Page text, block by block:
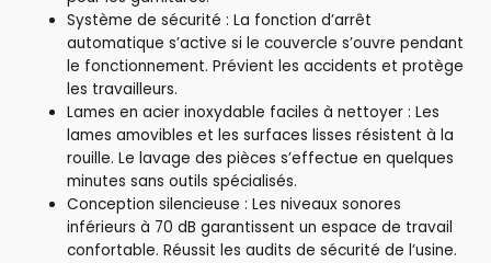
Système de sécurité : La fonction d’arrêt
automatique s’active si le couvercle s’ouvre pendant
le fonctionnement. Prévient les accidents et protège
les travailleurs.
Lames en acier inoxydable faciles à nettoyer : Les
lames amovibles et les surfaces lisses résistent à la
rouille. Le lavage des pièces s’effectue en quelques
minutes sans outils spécialisés.
Conception silencieuse : Les niveaux sonores
inférieurs à 70 dB garantissent un espace de travail
confortable. Réussit les audits de sécurité de l’usine.